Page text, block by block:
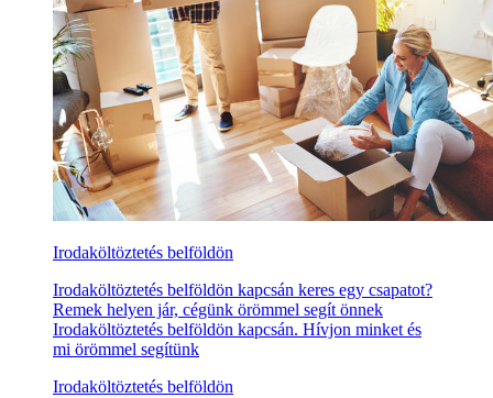
Irodaköltöztetés belföldön
Irodaköltöztetés belföldön kapcsán keres egy csapatot?
Remek helyen jár, cégünk örömmel segít önnek
Irodaköltöztetés belföldön kapcsán. Hívjon minket és
mi örömmel segítünk
Irodaköltöztetés belföldön